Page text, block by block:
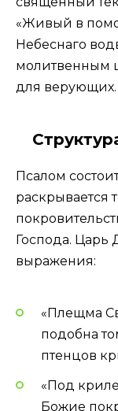
«Живый в
Небеснаго
молитвенным
для верующих.
Псалом
раскрывается
Господа. Царь
выражения:
«Плещма
подобна
птенцов
«Под
Божие